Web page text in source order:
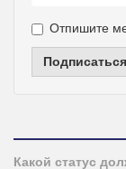
Отпишите
Подписаться
Какой статус